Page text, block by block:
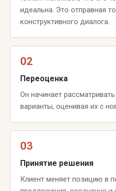
идеальна. Это отправная
конструктивного диалога.
02
Переоценка
Он начинает
варианты, оценивая их с
03
Принятие решения
Клиент меняет позицию в